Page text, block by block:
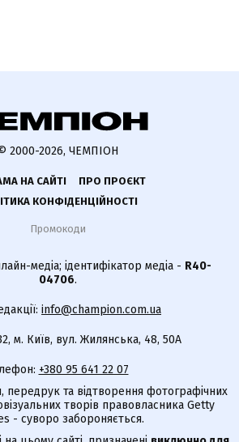
2000-2026, ЧЕМПІОН
НА САЙТІ
ПРО ПРОЄКТ
КОНФІДЕНЦІЙНОСТІ
Промокоди
медіа; ідентифікатор медіа - R40-
04706.
info@champion.com.ua
м. Київ, вул. Жилянська, 48, 50А
+380 95 641 22 07
передрук та відтворення фотографічних
творів правовласника Getty
- суворо забороняється.